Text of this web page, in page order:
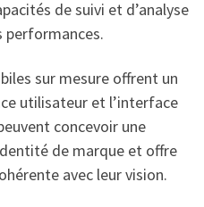
de suivi et d’analyse
performances.
sur mesure offrent un
utilisateur et l’interface
concevoir une
de marque et offre
avec leur vision.